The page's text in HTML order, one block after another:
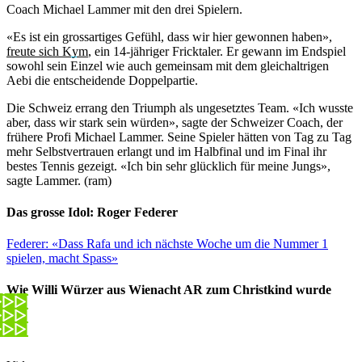
Coach Michael Lammer mit den drei Spielern.
«Es ist ein grossartiges Gefühl, dass wir hier gewonnen haben»,
freute sich Kym, ein 14-jähriger Fricktaler. Er gewann im Endspiel
sowohl sein Einzel wie auch gemeinsam mit dem gleichaltrigen
Aebi die entscheidende Doppelpartie.
Die Schweiz errang den Triumph als ungesetztes Team. «Ich wusste
aber, dass wir stark sein würden», sagte der Schweizer Coach, der
frühere Profi Michael Lammer. Seine Spieler hätten von Tag zu Tag
mehr Selbstvertrauen erlangt und im Halbfinal und im Final ihr
bestes Tennis gezeigt. «Ich bin sehr glücklich für meine Jungs»,
sagte Lammer. (ram)
Das grosse Idol: Roger Federer
Federer: «Dass Rafa und ich nächste Woche um die Nummer 1
spielen, macht Spass»
Wie Willi Würzer aus Wienacht AR zum Christkind wurde